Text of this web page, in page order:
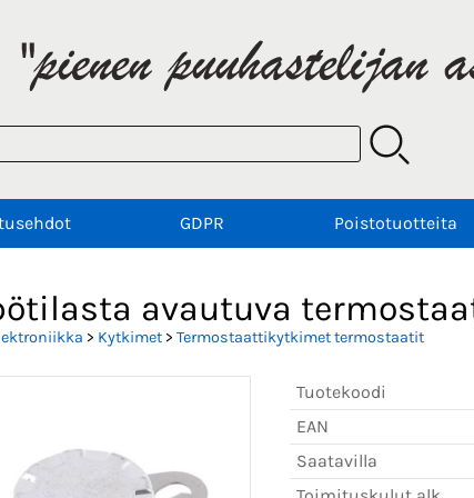
GDPR Poistotuotteita
avautuva
> Kytkimet> Termostaattikytkimet termostaatit
Tuotekoodi
EAN
Saatavilla